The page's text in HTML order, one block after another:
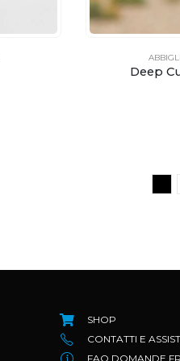
Deep
SHOP
CONTATTI E
FAQ DOMANDE